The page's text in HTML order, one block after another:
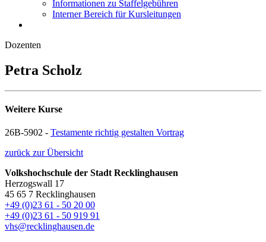
Informationen zu Staffelgebühren
Interner Bereich für Kursleitungen
Dozenten
Petra Scholz
Weitere Kurse
26B-5902 - Testamente richtig gestalten Vortrag
zurück zur Übersicht
Volkshochschule der Stadt Recklinghausen
Herzogswall 17
45 65 7 Recklinghausen
+49 (0)23 61 - 50 20 00
+49 (0)23 61 - 50 919 91
vhs@recklinghausen.de